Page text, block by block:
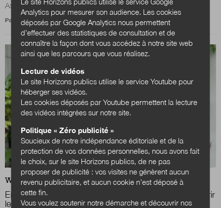
Assises Européennes de la...
Par Julien Nessi
WEB ACTUALITÉS
Emmanuel Cunchinabe : « Un Carrefour pour découvrir
les métiers émergents de la transition énergétique »
Analytics pour mesurer son audience. Les cookies
déposés par Google Analytics nous permettent
d’effectuer des statistiques de consultation et de
connaître la façon dont vous accédez à notre site web
ainsi que les parcours que vous réalisez.
Lecture de vidéos
Le site Horizons publics utilise le service Youtube pour
héberger ses vidéos.
Les cookies déposés par Youtube permettent la lecture
des vidéos intégrées sur notre site.
Politique « Zéro publicité »
Soucieux de notre indépendance éditoriale et de la
protection de vos données personnelles, nous avons fait
le choix, sur le site Horizons publics, de ne pas
proposer de publicité : vos visites ne génèrent aucun
revenu publicitaire, et aucun cookie n’est déposé à
cette fin.
Vous voulez soutenir notre démarche et découvrir nos